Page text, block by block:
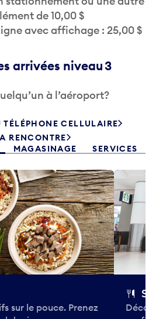
de 10,00 $
avec affichage : 25,00 $
arrivées niveau 3
à l’aéroport?
TÉLÉPHONE CELLULAIRE
RENCONTRE
MAGASINAGE SERVICES
sur le pouce. Prenez